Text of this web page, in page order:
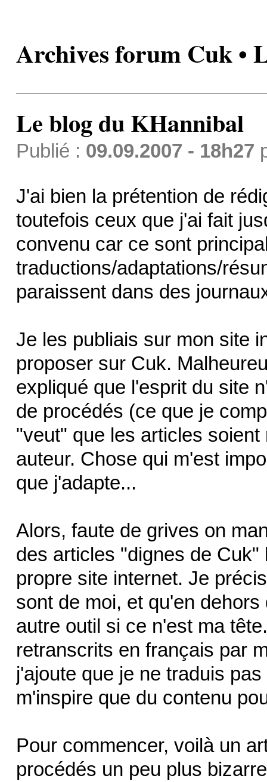
Archives forum Cuk •
Le blog du KHannibal
Publié : 09.09.2007 - 18h27
J'ai bien la prétention de
toutefois ceux que j'ai fait
convenu car ce sont
traductions/adaptations/
paraissent dans des
Je les publiais sur mon site
proposer sur Cuk.
expliqué que l'esprit du site
de procédés (ce que je
"veut" que les articles
auteur. Chose qui m'est
que j'adapte...
Alors, faute de grives on
des articles "dignes de
propre site internet. Je
sont de moi, et qu'en
autre outil si ce n'est ma
retranscrits en français par
j'ajoute que je ne traduis
m'inspire que du contenu
Pour commencer, voilà un
procédés un peu plus